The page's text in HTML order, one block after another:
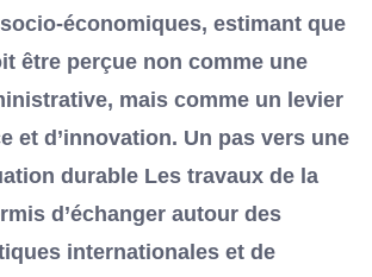
économiques, estimant que
être perçue non comme une
mais comme un levier
et d’innovation. Un pas vers une
durable Les travaux de la
d’échanger autour des
internationales et de